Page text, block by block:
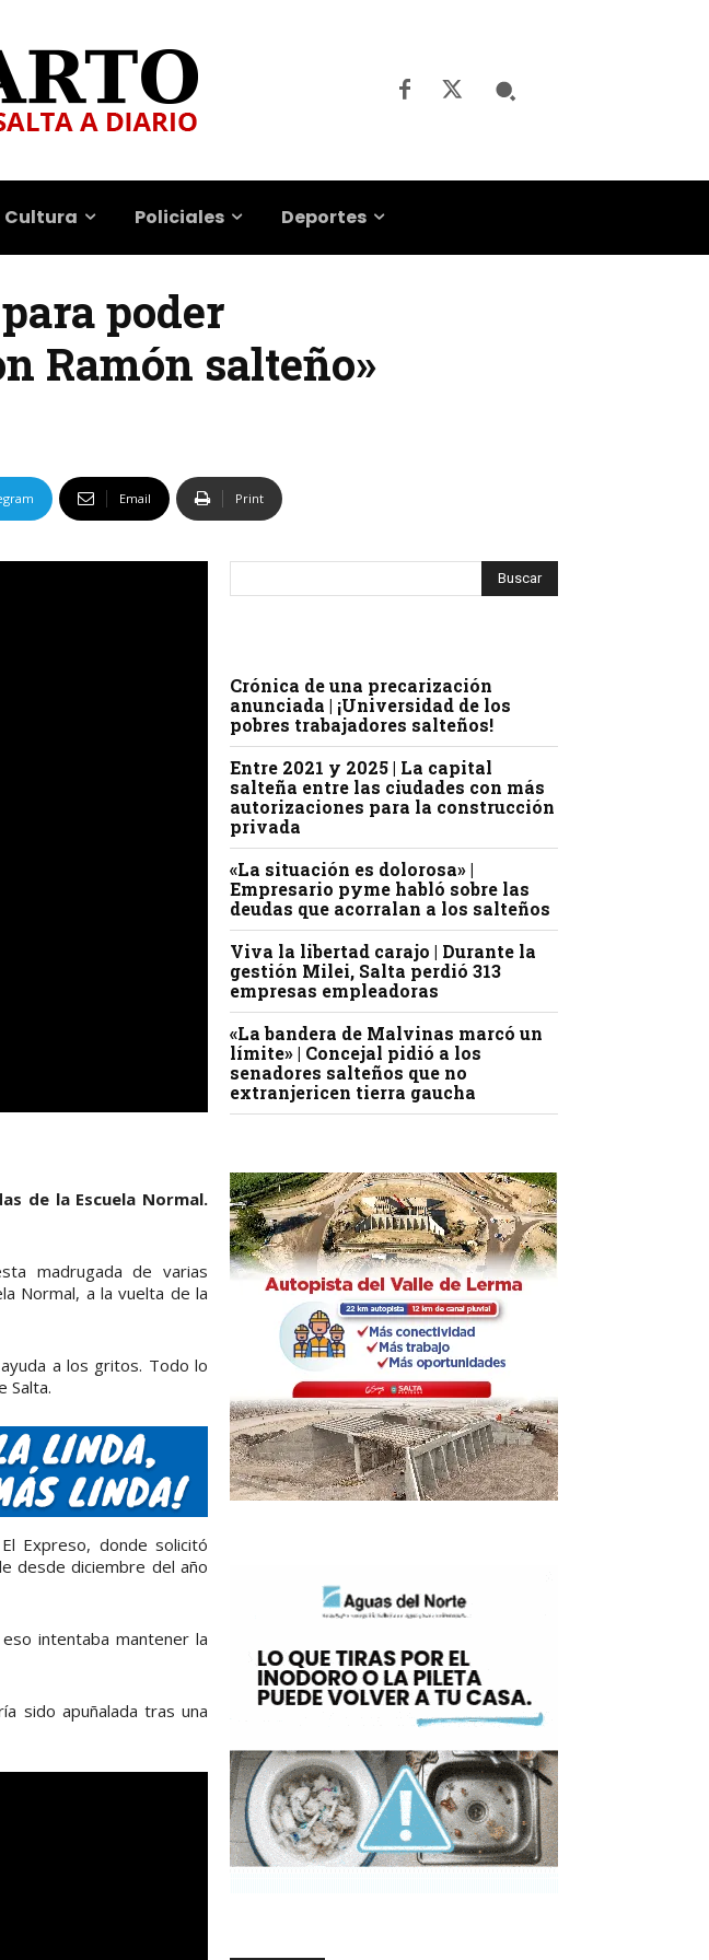
Cultura Policiales Deportes
poder
Ramón salteño»
Email Print
de la Escuela Normal.
madrugada de varias
Normal, a la vuelta de la
a los gritos. Todo lo
Salta.
Expreso, donde solicitó
desde diciembre del año
intentaba mantener la
sido apuñalada tras una
Crónica de una precarización
anunciada | ¡Universidad de los
pobres trabajadores salteños!
Entre 2021 y 2025 | La capital
salteña entre las ciudades con más
autorizaciones para la construcción
privada
«La situación es dolorosa» |
Empresario pyme habló sobre las
deudas que acorralan a los salteños
Viva la libertad carajo | Durante la
gestión Milei, Salta perdió 313
empresas empleadoras
«La bandera de Malvinas marcó un
límite» | Concejal pidió a los
senadores salteños que no
extranjericen tierra gaucha